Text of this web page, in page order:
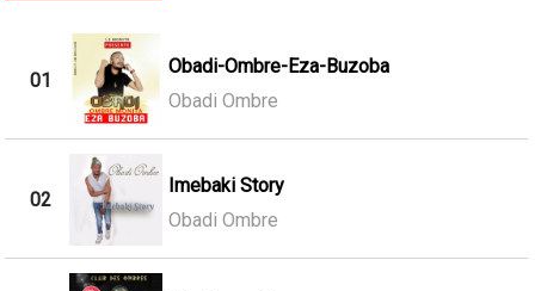
01
Obadi-Ombre-Eza-Buzoba
Obadi Ombre
02
Imebaki Story
Obadi Ombre